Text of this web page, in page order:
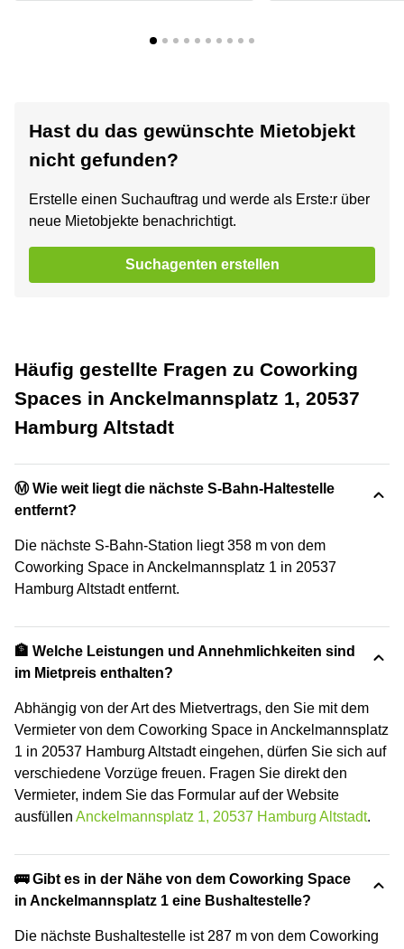
Hast du das gewünschte Mietobjekt
nicht gefunden?
Erstelle einen Suchauftrag und werde als Erste:r über
neue Mietobjekte benachrichtigt.
Suchagenten erstellen
Häufig gestellte Fragen zu Coworking
Spaces in Anckelmannsplatz 1, 20537
Hamburg Altstadt
Ⓜ️ Wie weit liegt die nächste S-Bahn-Haltestelle
entfernt?
Die nächste S-Bahn-Station liegt 358 m von dem
Coworking Space in Anckelmannsplatz 1 in 20537
Hamburg Altstadt entfernt.
🏦 Welche Leistungen und Annehmlichkeiten sind
im Mietpreis enthalten?
Abhängig von der Art des Mietvertrags, den Sie mit dem
Vermieter von dem Coworking Space in Anckelmannsplatz
1 in 20537 Hamburg Altstadt eingehen, dürfen Sie sich auf
verschiedene Vorzüge freuen. Fragen Sie direkt den
Vermieter, indem Sie das Formular auf der Website
ausfüllen Anckelmannsplatz 1, 20537 Hamburg Altstadt.
🚌 Gibt es in der Nähe von dem Coworking Space
in Anckelmannsplatz 1 eine Bushaltestelle?
Die nächste Bushaltestelle ist 287 m von dem Coworking